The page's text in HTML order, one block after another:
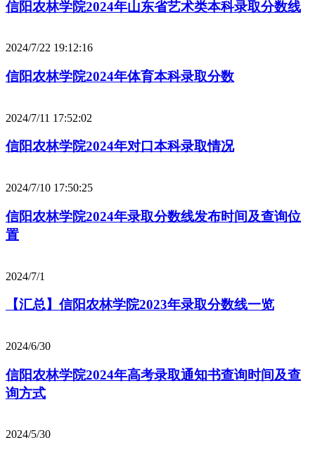
信阳农林学院2024年山东省艺术类本科录取分数线
2024/7/22 19:12:16
信阳农林学院2024年体育本科录取分数
2024/7/11 17:52:02
信阳农林学院2024年对口本科录取情况
2024/7/10 17:50:25
信阳农林学院2024年录取分数线发布时间及查询位
置
2024/7/1
【汇总】信阳农林学院2023年录取分数线一览
2024/6/30
信阳农林学院2024年高考录取通知书查询时间及查
询方式
2024/5/30